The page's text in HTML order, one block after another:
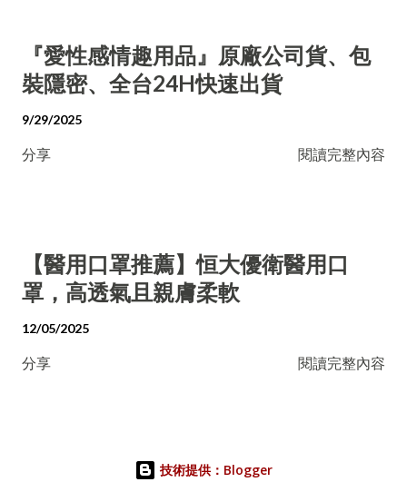
『愛性感情趣用品』原廠公司貨、包
裝隱密、全台24H快速出貨
9/29/2025
分享 閱讀完整內容
【醫用口罩推薦】恒大優衛醫用口
罩，高透氣且親膚柔軟
12/05/2025
分享 閱讀完整內容
技術提供：Blogger